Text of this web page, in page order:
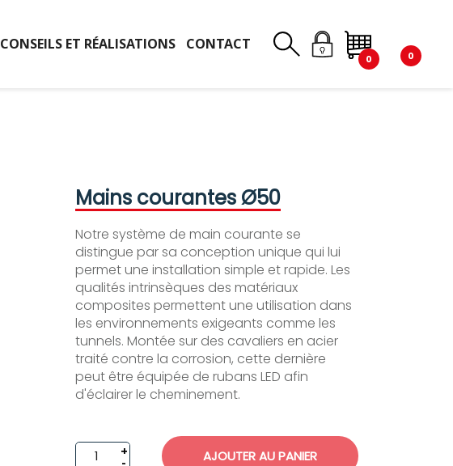
CONSEILS ET RÉALISATIONS CONTACT
0 0
Mains courantes Ø50
Notre système de main courante se
distingue par sa conception unique qui lui
permet une installation simple et rapide. Les
qualités intrinsèques des matériaux
composites permettent une utilisation dans
les environnements exigeants comme les
tunnels. Montée sur des cavaliers en acier
traité contre la corrosion, cette dernière
peut être équipée de rubans LED afin
d'éclairer le cheminement.
AJOUTER AU PANIER